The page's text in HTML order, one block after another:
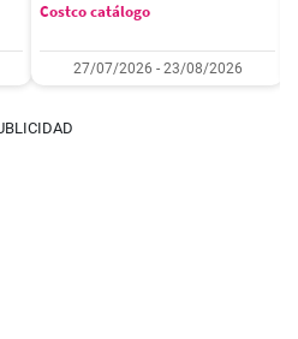
Costco catálogo
27/07/2026 - 23/08/2026